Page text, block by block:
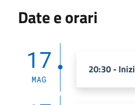
Date e orari
17
MAG
20:30 -